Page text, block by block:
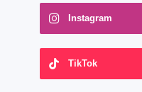
Instagram
TikTok